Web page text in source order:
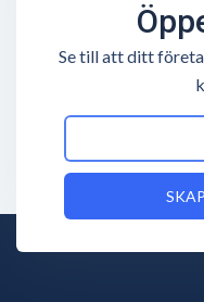
Se till att ditt